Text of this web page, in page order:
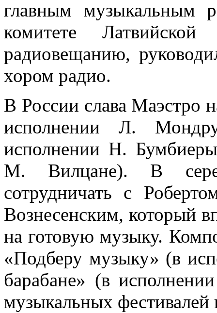
главным музыкальным
комитете
радиовещанию,
хором радио.
В России слава Маэстро
исполнении Л.
исполнении Н.
М. Вилцане). В
сотрудничать с
Вознесенским, который
на готовую музыку.
«Подберу музыку» (в
барабане» (в
музыкальных фестивалей